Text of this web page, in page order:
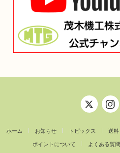
ホーム お知らせ トピックス 送料
ポイントについて よくある質問